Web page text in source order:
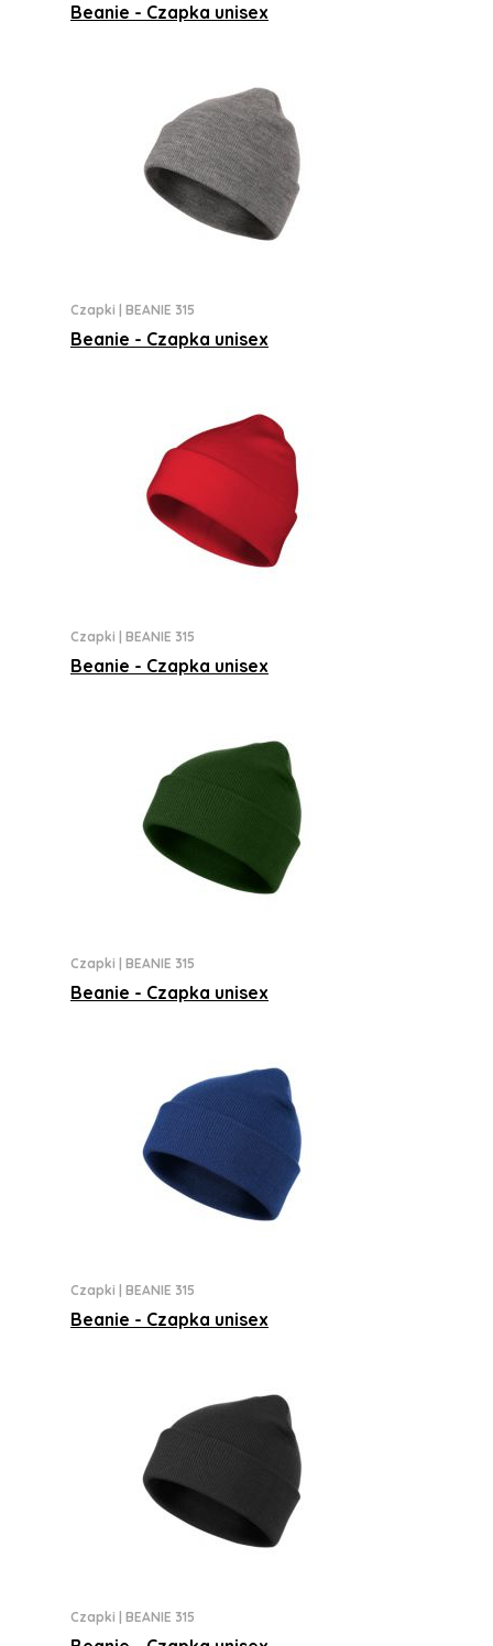
Beanie - Czapka unisex
Czapki BEANIE 315
Beanie - Czapka unisex
Czapki BEANIE 315
Beanie - Czapka unisex
Czapki BEANIE 315
Beanie - Czapka unisex
Czapki BEANIE 315
Beanie - Czapka unisex
Czapki BEANIE 315